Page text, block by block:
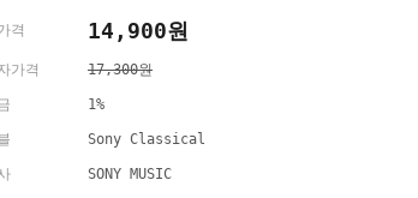
격 14,900원
가격 17,300원
1%
Sony Classical
SONY MUSIC